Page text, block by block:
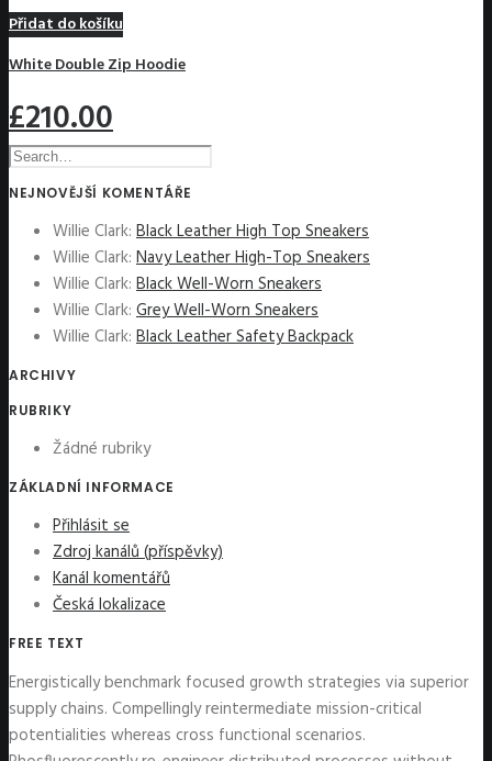
Přidat do košíku
White Double Zip Hoodie
£210.00
NEJNOVĚJŠÍ KOMENTÁŘE
Willie Clark: Black Leather High Top Sneakers
Willie Clark: Navy Leather High-Top Sneakers
Willie Clark: Black Well-Worn Sneakers
Willie Clark: Grey Well-Worn Sneakers
Willie Clark: Black Leather Safety Backpack
ARCHIVY
RUBRIKY
Žádné rubriky
ZÁKLADNÍ INFORMACE
Přihlásit se
Zdroj kanálů (příspěvky)
Kanál komentářů
Česká lokalizace
FREE TEXT
Energistically benchmark focused growth strategies via superior
supply chains. Compellingly reintermediate mission-critical
potentialities whereas cross functional scenarios.